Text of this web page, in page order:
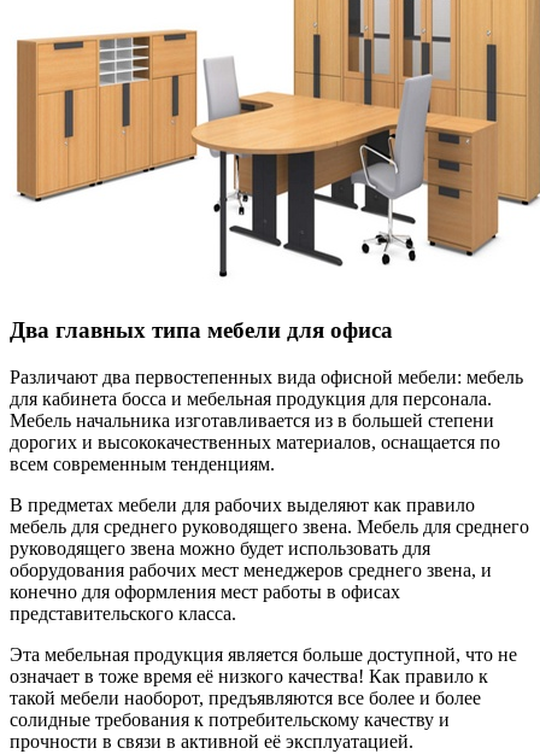
Два главных типа мебели для офиса
Различают два первостепенных вида офисной мебели: мебель
для кабинета босса и мебельная продукция для персонала.
Мебель начальника изготавливается из в большей степени
дорогих и высококачественных материалов, оснащается по
всем современным тенденциям.
В предметах мебели для рабочих выделяют как правило
мебель для среднего руководящего звена. Мебель для среднего
руководящего звена можно будет использовать для
оборудования рабочих мест менеджеров среднего звена, и
конечно для оформления мест работы в офисах
представительского класса.
Эта мебельная продукция является больше доступной, что не
означает в тоже время её низкого качества! Как правило к
такой мебели наоборот, предъявляются все более и более
солидные требования к потребительскому качеству и
прочности в связи в активной её эксплуатацией.